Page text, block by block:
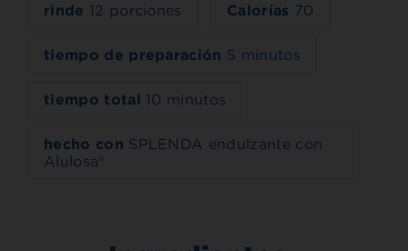
rinde 12 porciones Calorías 70
tiempo de preparación 5 minutos
tiempo total 10 minutos
hecho con SPLENDA endulzante con
Alulosa®